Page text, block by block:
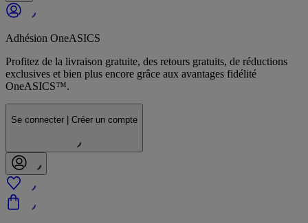
Adhésion OneASICS
Profitez de la livraison gratuite, des retours gratuits, de réductions
exclusives et bien plus encore grâce aux avantages fidélité
OneASICS™.
Se connecter | Créer un compte